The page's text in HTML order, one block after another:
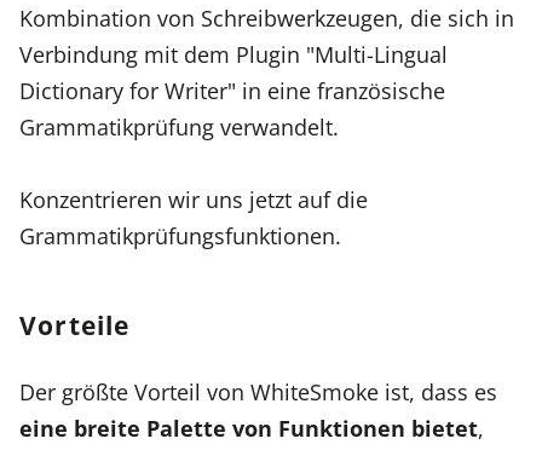
Kombination von Schreibwerkzeugen, die sich in
Verbindung mit dem Plugin "Multi-Lingual
Dictionary for Writer" in eine französische
Grammatikprüfung verwandelt.
Konzentrieren wir uns jetzt auf die
Grammatikprüfungsfunktionen.
Vorteile
Der größte Vorteil von WhiteSmoke ist, dass es
eine breite Palette von Funktionen bietet,